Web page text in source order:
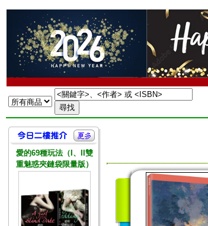
愛的69種玩法（I、II雙
重魅惑夾鏈袋限量版）